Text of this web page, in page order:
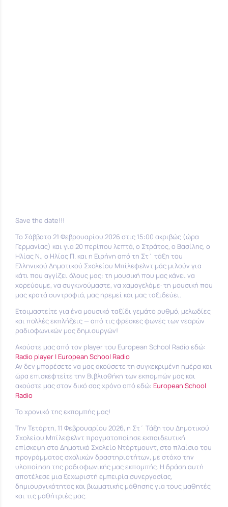
Save the date!!!
Το Σάββατο 21 Φεβρουαρίου 2026 στις 15:00 ακριβώς (ώρα
Γερμανίας) και για 20 περίπου λεπτά, ο Στράτος, ο Βασίλης, ο
Ηλίας Ν., ο Ηλίας Π. και η Ειρήνη από τη Στ΄ τάξη του
Ελληνικού Δημοτικού Σχολείου Μπίλεφελντ μάς μιλούν για
κάτι που αγγίζει όλους μας: τη μουσική που μας κάνει να
χορεύουμε, να συγκινούμαστε, να χαμογελάμε· τη μουσική που
μας κρατά συντροφιά, μας ηρεμεί και μας ταξιδεύει.
Ετοιμαστείτε για ένα μουσικό ταξίδι γεμάτο ρυθμό, μελωδίες
και πολλές εκπλήξεις — από τις φρέσκες φωνές των νεαρών
ραδιοφωνικών μας δημιουργών!
Ακούστε μας από τον playerτου European School Radio εδώ:
Radio player | European School Radio
Αν δεν μπορέσετε να μας ακούσετε τη συγκεκριμένη ημέρα και
ώρα επισκεφτείτε την Βιβλιοθήκη των εκπομπών μας και
ακούστε μας στον δικό σας χρόνο από εδώ: European School
Radio
Το χρονικό της εκπομπής μας!
Την Τετάρτη, 11 Φεβρουαρίου 2026, η Στ΄ Τάξη του Δημοτικού
Σχολείου Μπίλεφελντ πραγματοποίησε εκπαιδευτική
επίσκεψη στο Δημοτικό Σχολείο Ντόρτμουντ, στο πλαίσιο του
προγράμματος σχολικών δραστηριοτήτων, με στόχο την
υλοποίηση της ραδιοφωνικής μας εκπομπής. Η δράση αυτή
αποτέλεσε μια ξεχωριστή εμπειρία συνεργασίας,
δημιουργικότητας και βιωματικής μάθησης για τους μαθητές
και τις μαθήτριές μας.